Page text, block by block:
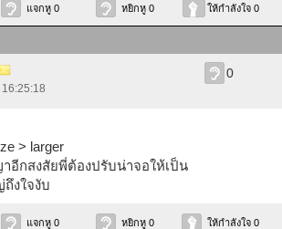
แจกหู 0 หยิกหู 0 ให้กำลังใจ 0
0
> larger
อีกสงสัยพี่ต้องปรับน่าจอให้เป็น
งใจงับ
แจกหู 0 หยิกหู 0 ให้กำลังใจ 0